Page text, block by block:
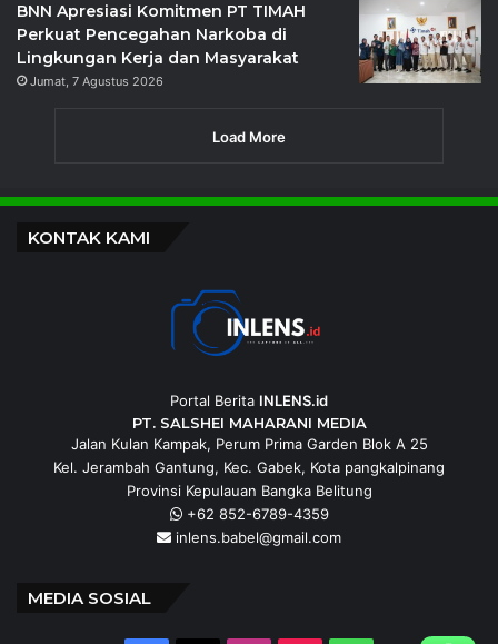
BNN Apresiasi Komitmen PT TIMAH
Perkuat Pencegahan Narkoba di
Lingkungan Kerja dan Masyarakat
Jumat, 7 Agustus 2026
Load More
KONTAK KAMI
Portal Berita INLENS.id
PT. SALSHEI MAHARANI MEDIA
Jalan Kulan Kampak, Perum Prima Garden Blok A 25
Kel. Jerambah Gantung, Kec. Gabek, Kota pangkalpinang
Provinsi Kepulauan Bangka Belitung
+62 852-6789-4359
inlens.babel@gmail.com
MEDIA SOSIAL